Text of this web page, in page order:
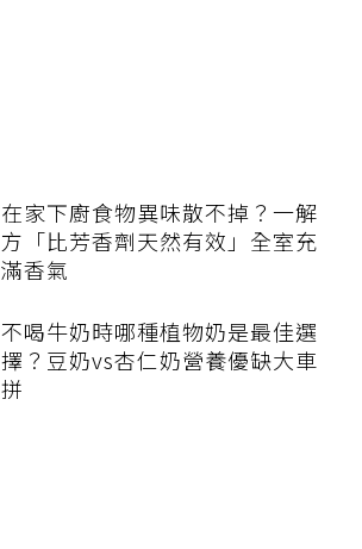
在家下廚食物異味散不掉？一解
方「比芳香劑天然有效」全室充
滿香氣
不喝牛奶時哪種植物奶是最佳選
擇？豆奶vs杏仁奶營養優缺大車
拼